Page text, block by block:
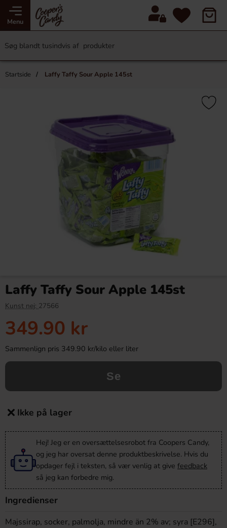
Menu
Startside Laffy Taffy Sour Apple 145st
Laffy Taffy Sour Apple 145st
Kunst nej: 27566
349.90 kr
Sammenlign pris 349.90 kr/kilo eller liter
Se
Ikke på lager
Hej! Jeg er en oversættelsesrobot fra Coopers Candy,
og jeg har oversat denne produktbeskrivelse. Hvis du
opdager fejl i teksten, så vær venlig at give feedback
så jeg kan forbedre mig.
Ingredienser
Majssirap, socker, palmolja, mindre än 2% av; syra [E296],